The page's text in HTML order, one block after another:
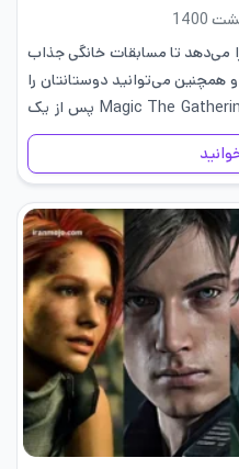
می‌دهد تا مسابقات خانگی جذاب
همچنین می‌توانید دوستانتان را
به بازی در آن دعوت کنید. Magic The Gathering Arena پس از یک